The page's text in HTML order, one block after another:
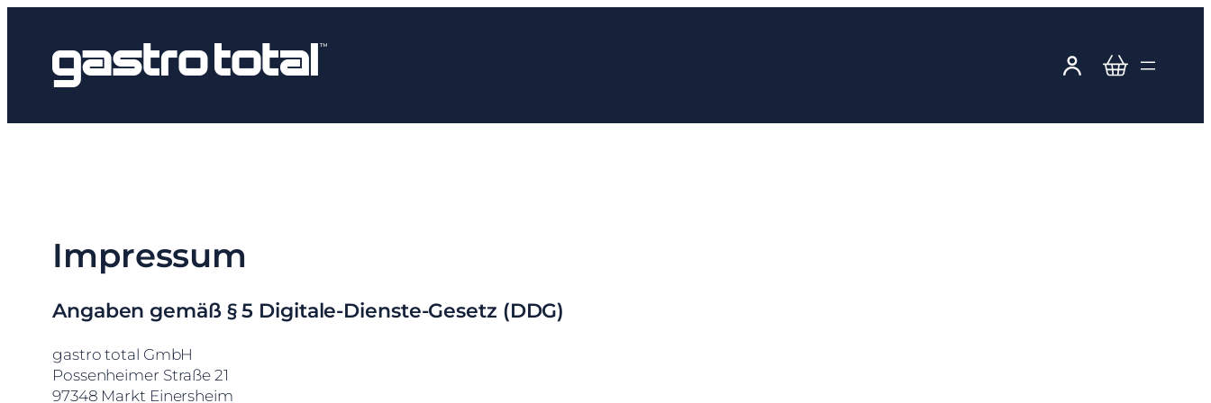
Inhalt
springen
Impressum
Angaben gemäß § 5 Digitale-Dienste-Gesetz (DDG)
gastro total GmbH
Possenheimer Straße 21
97348 Markt Einersheim